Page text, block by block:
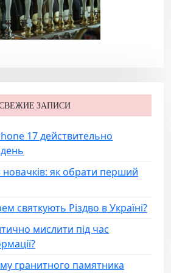
ЗАПИСИ
17 действительно
новачків: як обрати перший
святкують Різдво в Україні?
мислити під час
гранитного памятника